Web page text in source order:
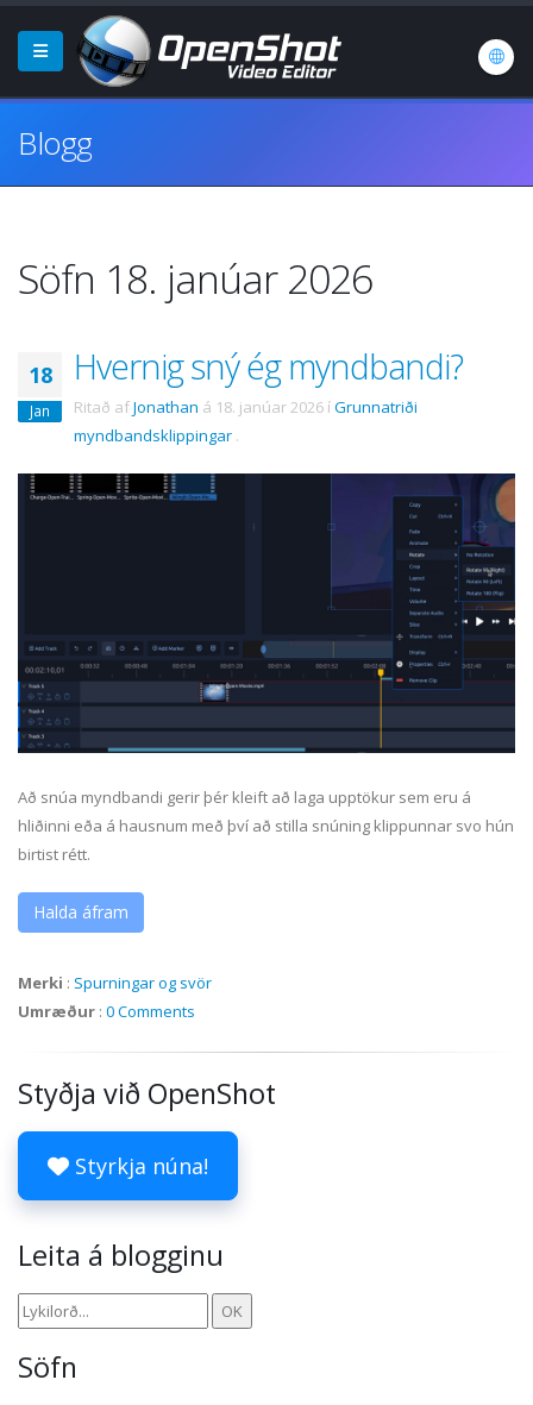
Blogg
Söfn 18. janúar 2026
18
Jan
Hvernig sný ég myndbandi?
Ritað afJonathan á 18. janúar 2026 íGrunnatriði
myndbandsklippingar .
Að snúa myndbandi gerir þér kleift að laga upptökur sem eru á
hliðinni eða á hausnum með því að stilla snúning klippunnar svo hún
birtist rétt.
Halda áfram
Merki : Spurningar og svör
Umræður : 0 Comments
Styðja við OpenShot
Styrkja núna!
Leita á blogginu
Söfn